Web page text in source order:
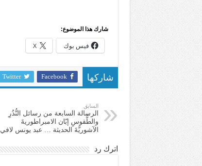
شارك هذا الموضوع:
فيس بوك X
شاركها Facebook
Twitter
السابق
الرسالة السابعة من رسائل النُّذُرِ
والطُّقوسِ إبّان الامبراطوريةَ
الآشوريَّةَ الحديثة … عبد يونس لافي
اترك رد